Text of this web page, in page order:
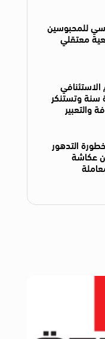
للمحبوسين
معتقلي
وتستنكر
والتعبير
التدهور
عكاشة